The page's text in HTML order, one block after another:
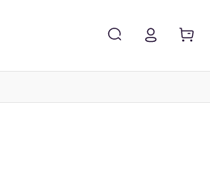
Predávané